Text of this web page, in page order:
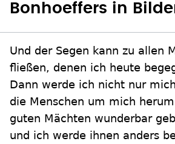
Bonhoeffers in
Und der Segen kann zu allen
fließen, denen ich heute
Dann werde ich nicht nur
die Menschen um mich
guten Mächten wunderbar
und ich werde ihnen anders